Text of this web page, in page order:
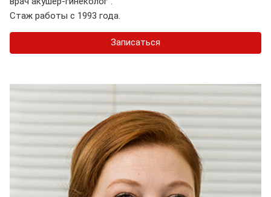
Стаж работы с 1993 года.
Записаться